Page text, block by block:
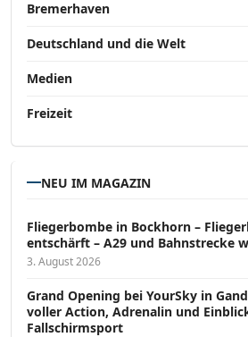
Bremerhaven
Deutschland und die Welt
Medien
Freizeit
NEU IM MAGAZIN
Fliegerbombe in Bockhorn –
entschärft – A29 und Bahnstrecke
3. August 2026
Grand Opening bei YourSky in
voller Action, Adrenalin und
Fallschirmsport